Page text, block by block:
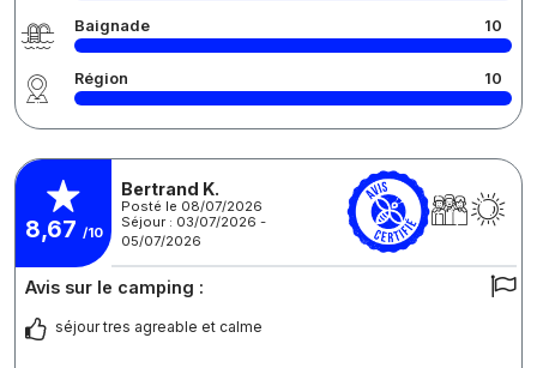
Baignade 10
Région 10
8,67 /10
Bertrand K.
Posté le 08/07/2026
Séjour : 03/07/2026 -
05/07/2026
Avis sur le camping :
séjour tres agreable et calme